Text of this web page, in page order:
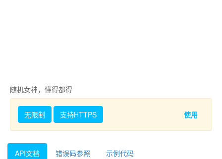
随机女神，懂得都得
无限制 支持HTTPS 使用
API文档 错误码参照 示例代码